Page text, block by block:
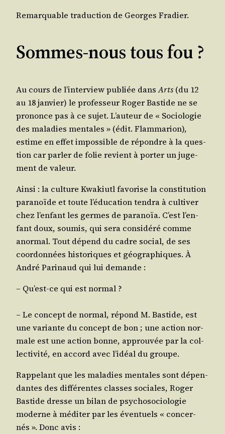
Remar­quable tra­duc­tion de Georges Fradier.
Sommes-nous tous fou ?
Au cours de l’in­ter­view publiée dansArts (du 12
au 18 jan­vier) le pro­fes­seur Roger Bas­tide ne se
pro­nonce pas à ce sujet. L’au­teur de « Socio­lo­gie
des mala­dies men­tales » (édit. Flam­ma­rion),
estime en effet impos­sible de répondre à la ques­
tion car par­ler de folie revient à por­ter un juge­
ment de valeur.
Ain­si : la culture Kwa­kiutl favo­rise la consti­tu­tion
para­noïde et toute l’é­du­ca­tion ten­dra à culti­ver
chez l’en­fant les germes de para­noïa. C’est l’en­
fant doux, sou­mis, qui sera consi­dé­ré comme
anor­mal. Tout dépend du cadre social, de ses
coor­don­nées his­to­riques et géo­gra­phiques. À
André Pari­naud qui lui demande :
– Qu’est-ce qui est normal ?
– Le concept de nor­mal, répond M. Bas­tide, est
une variante du concept de bon ; une action nor­
male est une action bonne, approu­vée par la col­
lec­ti­vi­té, en accord avec l’i­déal du groupe.
Rap­pe­lant que les mala­dies men­tales sont dépen­
dantes des dif­fé­rentes classes sociales, Roger
Bas­tide dresse un bilan de psy­cho­so­cio­lo­gie
moderne à médi­ter par les éven­tuels « concer­
nés ». Donc avis :